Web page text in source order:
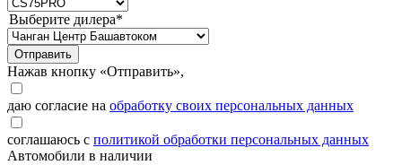
Выберите дилера*
Отправить
Нажав кнопку «Отправить»,
даю согласие на обработку своих персональных данных
соглашаюсь с политикой обработки персональных данных
Автомобили в наличии